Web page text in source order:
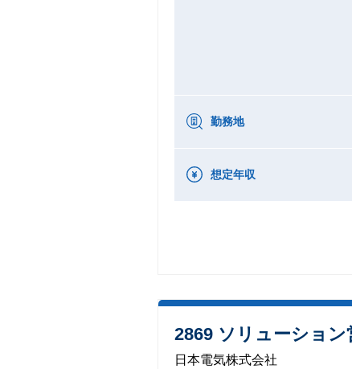
勤務地
想定年収
2869 ソリューション
日本電気株式会社